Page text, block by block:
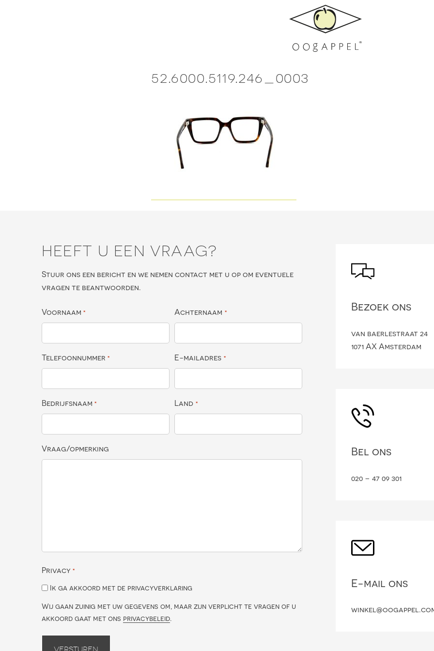
52.6000.5119.246_0003
HEEFT U EEN VRAAG?
Stuur ons een bericht en we nemen contact met u op om eventuele
vragen te beantwoorden.
Voornaam * Achternaam *
Telefoonnummer * E-mailadres *
Bedrijfsnaam * Land *
Vraag/opmerking
Privacy *
Ik ga akkoord met de privacyverklaring
Wij gaan zuinig met uw gegevens om, maar zijn verplicht te vragen of u
akkoord gaat met ons privacybeleid.
Bezoek ons
van baerlestraat 24
1071 AX Amsterdam
Bel ons
020 – 47 09 301
E-mail ons